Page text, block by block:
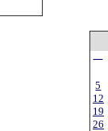
一
5
12
19
26